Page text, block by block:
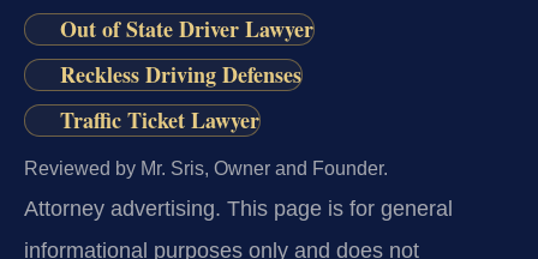
Out of State Driver Lawyer
Reckless Driving Defenses
Traffic Ticket Lawyer
Reviewed by Mr. Sris, Owner and Founder.
Attorney advertising. This page is for general
informational purposes only and does not